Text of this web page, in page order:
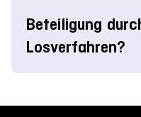
Beteiligung
Losverfahren?